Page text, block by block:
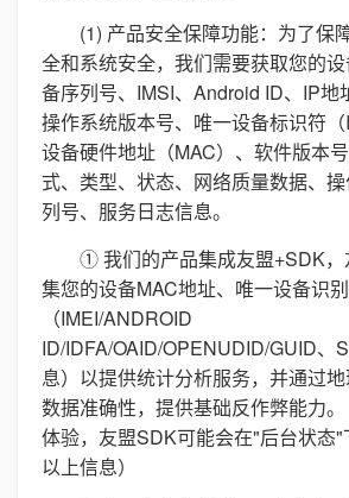
(1) 产品安全保障功能：为了保
全和系统安全，我们需要获取您的
备序列号、IMSI、Android ID、IP地
操作系统版本号、唯一设备标识符
设备硬件地址（MAC）、软件版本
式、类型、状态、网络质量数据、
列号、服务日志信息。
① 我们的产品集成友盟+SDK
集您的设备MAC地址、唯一设备识
（IMEI/ANDROID
ID/IDFA/OAID/OPENUDID/GUID、
息）以提供统计分析服务，并通过
数据准确性，提供基础反作弊能力
体验，友盟SDK可能会在"后台状态
以上信息）